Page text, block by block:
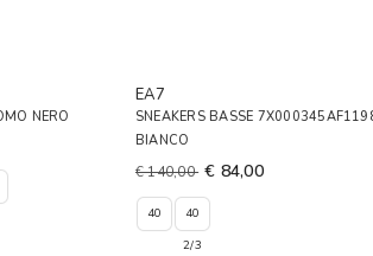
NERO
EA7
SNEAKERS BASSE
BIANCO
€ 140,00 € 84,00
40
40
2/3